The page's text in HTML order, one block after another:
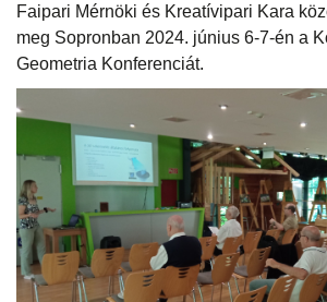
Faipari Mérnöki és Kreatívipari Kara
meg Sopronban 2024. június 6-7-én a
Geometria Konferenciát.